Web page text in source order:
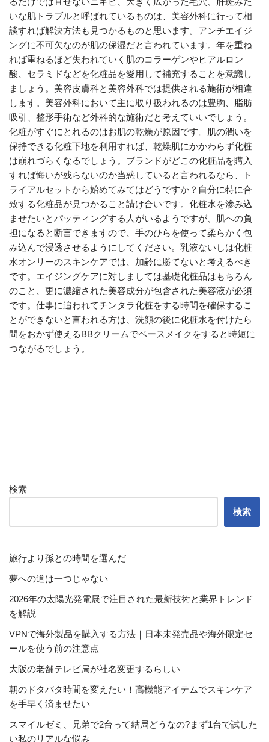
いな肌トラブルと呼ばれているものは、美容外科に行って相
談すれば解決方法も見つかるものと思います。アンチエイジ
ングに不可欠なのが肌の保湿だと言われています。年を重ね
れば重ねるほど失われていく肌のコラーゲンやヒアルロン
酸、セラミドなどを化粧品を愛用して補充することを意識し
ましょう。美容皮膚科と美容外科では提供される施術が相違
します。美容外科において主に取り扱われるのは豊胸、脂肪
吸引、整形手術など外科的な施術だと考えていいでしょう。
化粧がすぐにとれるのはお肌の乾燥が原因です。肌の潤いを
保持できる化粧下地を利用すれば、乾燥肌にかかわらず化粧
は崩れづらくなるでしょう。ブランドがどこの化粧品を購入
すれば悔いが残らないのか当惑していると言われるなら、ト
ライアルセットから始めてみてはどうですか？自分に特に合
致する化粧品が見つかること請け合いです。化粧水を滲み込
ませたいとパッティングする人がいるようですが、肌への負
担になると断言できますので、手のひらを使って柔らかく包
み込んで浸透させるようにしてください。乳液ないしは化粧
水オンリーのスキンケアでは、加齢に勝てないと考えるべき
です。エイジングケアに対しましては基礎化粧品はもちろん
のこと、更に濃縮された美容成分が包含された美容液が必須
です。仕事に追われてチンタラ化粧をする時間を確保するこ
とができないと言われる方は、洗顔の後に化粧水を付けたら
間をおかず使えるBBクリームでベースメイクをすると時短に
つながるでしょう。
検索
検索
旅行より孫との時間を選んだ
夢への道は一つじゃない
2026年の太陽光発電展で注目された最新技術と業界トレンド
を解説
VPNで海外製品を購入する方法｜日本未発売品や海外限定セ
ールを使う前の注意点
大阪の老舗テレビ局が社名変更するらしい
朝のドタバタ時間を変えたい！高機能アイテムでスキンケア
を手早く済ませたい
スマイルゼミ、兄弟で2台って結局どうなの?まず1台で試した
い私のリアルな悩み